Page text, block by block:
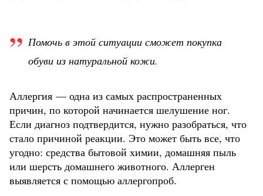
Помочь в этой ситуации сможет покупка
обуви из натуральной кожи.
Аллергия — одна из самых распространенных
причин, по которой начинается шелушение ног.
Если диагноз подтвердится, нужно разобраться, что
стало причиной реакции. Это может быть все, что
угодно: средства бытовой химии, домашняя пыль
или шерсть домашнего животного. Аллерген
выявляется с помощью аллергопроб.